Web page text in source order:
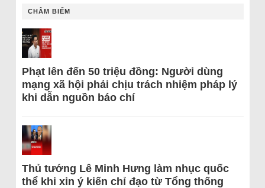
CHÂM BIẾM
Phạt lên đến 50 triệu đồng: Người dùng
mạng xã hội phải chịu trách nhiệm pháp lý
khi dẫn nguồn báo chí
Thủ tướng Lê Minh Hưng làm nhục quốc
thể khi xin ý kiến chỉ đạo từ Tổng thống